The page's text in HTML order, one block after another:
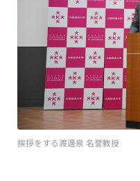
挨拶をする渡邊泉 名誉教授